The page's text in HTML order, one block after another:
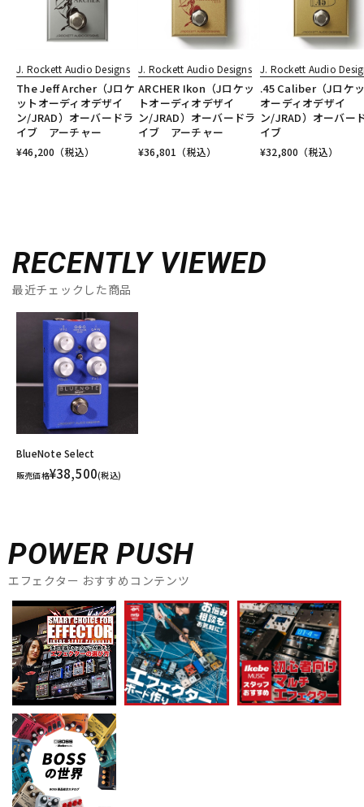
J. Rockett Audio Designs
The Jeff Archer（Jロケ
ットオーディオデザイ
ン/JRAD）オーバードラ
イブ アーチャー
¥46,200 （税込）
J. Rockett Audio Designs
ARCHER Ikon（Jロケッ
トオーディオデザイ
ン/JRAD）オーバードラ
イブ アーチャー
¥36,801 （税込）
J. Rockett Audio
.45 Caliber（Jロケ
オーディオデザイ
ン/JRAD）オーバー
イブ
¥32,800 （税込）
RECENTLY VIEWED
最近チェックした商品
BlueNote Select
販売価格¥38,500(税込)
POWER PUSH
エフェクター おすすめコンテンツ